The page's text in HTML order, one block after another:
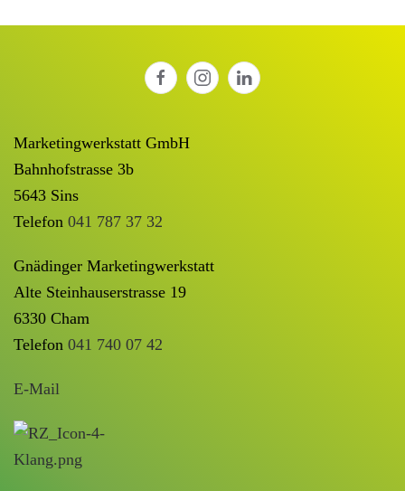
Marketingwerkstatt GmbH
Bahnhofstrasse 3b
5643 Sins
Telefon 041 787 37 32
Gnädinger Marketingwerkstatt
Alte Steinhauserstrasse 19
6330 Cham
Telefon 041 740 07 42
E-Mail